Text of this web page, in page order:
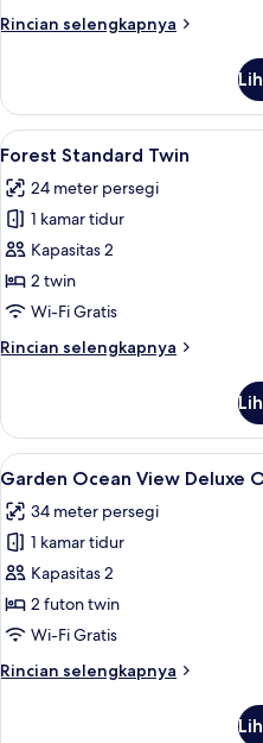
Rincian selengkapnya
Rincian
Forest
Standard
Double
Lihat
semua
foto
untuk
Forest
Standard
Twin
2
Forest Standard Twin
24 meter persegi
1 kamar tidur
Kapasitas 2
2 twin
Wi-Fi Gratis
Rincian selengkapnya
Rincian
Forest
Standard
Twin
Lihat
semua
foto
untuk
Garden
Ocean
View
Ondol
3
Garden Ocean View Deluxe
34 meter persegi
1 kamar tidur
Kapasitas 2
2 futon twin
Wi-Fi Gratis
Rincian selengkapnya
Rincian